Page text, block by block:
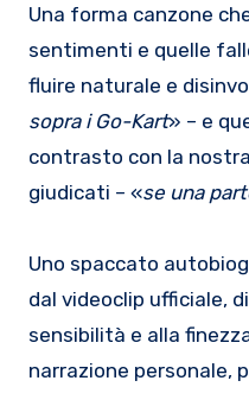
Una forma canzone
sentimenti e quelle
fluire naturale e
sopra i Go-Kart» – e
contrasto con la
giudicati – «se una
Uno spaccato
dal videoclip ufficiale,
sensibilità e alla
narrazione personale,